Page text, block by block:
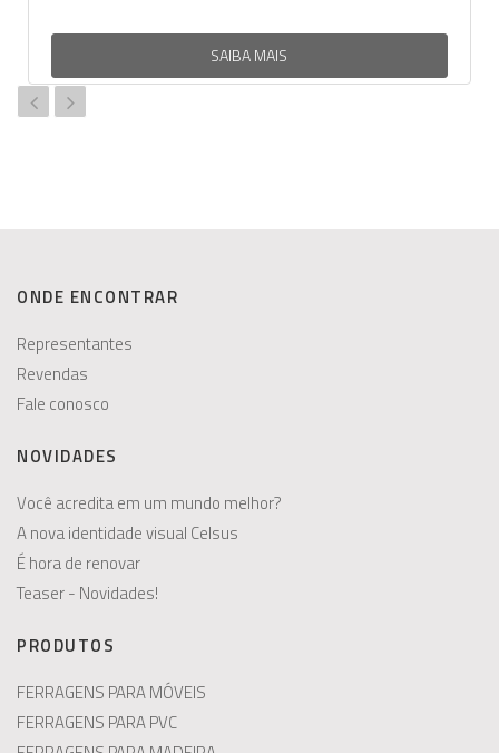
SAIBA MAIS
ONDE ENCONTRAR
Representantes
Revendas
Fale conosco
NOVIDADES
Você acredita em um mundo melhor?
A nova identidade visual Celsus
É hora de renovar
Teaser - Novidades!
PRODUTOS
FERRAGENS PARA MÓVEIS
FERRAGENS PARA PVC